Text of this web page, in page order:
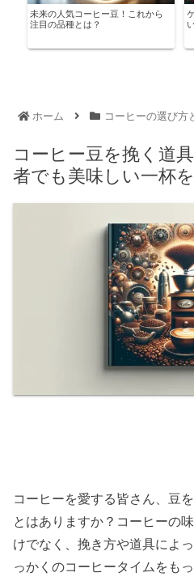
未来の人気コーヒー豆！これから
注目の品種とは？
ホーム コーヒーの選び方
コーヒー豆を挽く道
者でも美味しい一杯
コーヒーを愛する皆さん、豆
とはありますか？コーヒーの
けでなく、挽き方や道具によ
っかくのコーヒータイムをも